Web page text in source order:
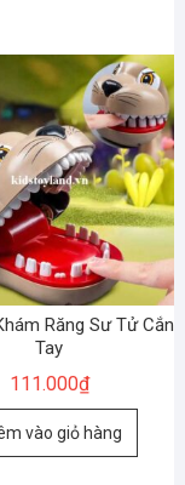
Răng Sư Tử Cắn
Tay
111.000₫
vào giỏ hàng